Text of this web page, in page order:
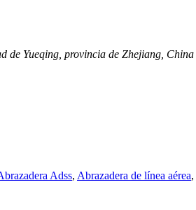
de Yueqing, provincia de Zhejiang, China
Adss, Abrazadera de línea aérea,